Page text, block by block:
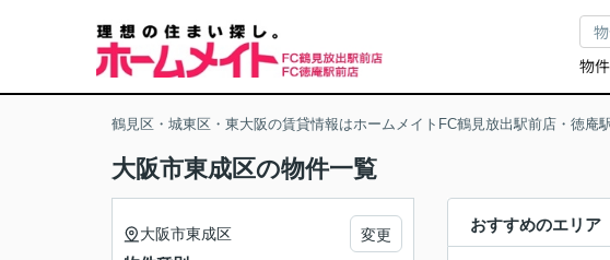
物
鶴見区・城東区・東大阪の賃貸情報はホームメイトFC鶴見放出駅前店・徳庵
大阪市東成区の物件一覧
おすすめのエリア
大阪市東成区 変更